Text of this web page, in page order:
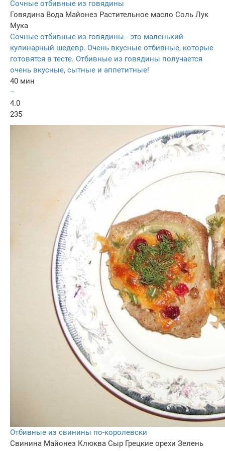
Сочные отбивные из говядины
Говядина Вода Майонез Растительное масло Соль Лук
Мука
Сочные отбивные из говядины - это маленький
кулинарный шедевр. Очень вкусные отбивные, которые
готовятся в тесте. Отбивные из говядины получается
очень вкусные, сытные и аппетитные!
40 мин
–
4.0
235
Отбивные из свинины по-королевски
Свинина Майонез Клюква Сыр Грецкие орехи Зелень